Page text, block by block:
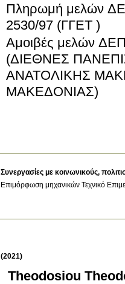
Πληρωμή μελών
2530/97 (ΓΓΕΤ )
Αμοιβές μελών
(ΔΙΕΘΝΕΣ ΠΑΝΕΠΙΣΤΗΜΙΟ
ΑΝΑΤΟΛΙΚΗΣ
ΜΑΚΕΔΟΝΙΑΣ)
Συνεργασίες με κοινωνικούς,
Επιμόρφωση μηχανικών Τεχνικό
(2021)
Theodosiou